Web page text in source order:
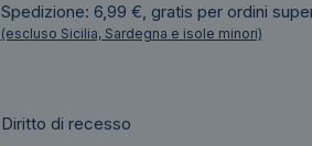
Spedizione: 6,99 €, gratis per ordini
(escluso Sicilia, Sardegna e isole minori)
Diritto di recesso